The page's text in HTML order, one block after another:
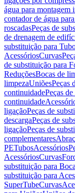
água para montagem
contador de água
roscadasPeças de
de drenagem de
substituição para
AcessóriosCurvas
de substituição para
ReduçõesBocas de
limpezaUniõesPeças
continuidadePeças
continuidade
ligaçãoPeças de
descargaPeças de
ligaçãoPeças de
complementares
PETubosAcessórios
AcessóriosCurvas
substituição para
substituição para
SuperTubeCurvas